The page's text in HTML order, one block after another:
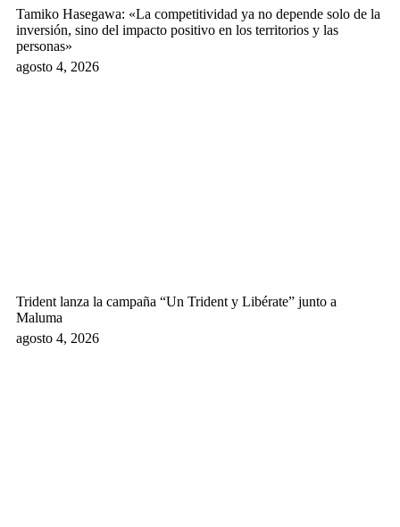
Tamiko Hasegawa: «La competitividad ya no depende solo de la
inversión, sino del impacto positivo en los territorios y las
personas»
agosto 4, 2026
Trident lanza la campaña “Un Trident y Libérate” junto a
Maluma
agosto 4, 2026